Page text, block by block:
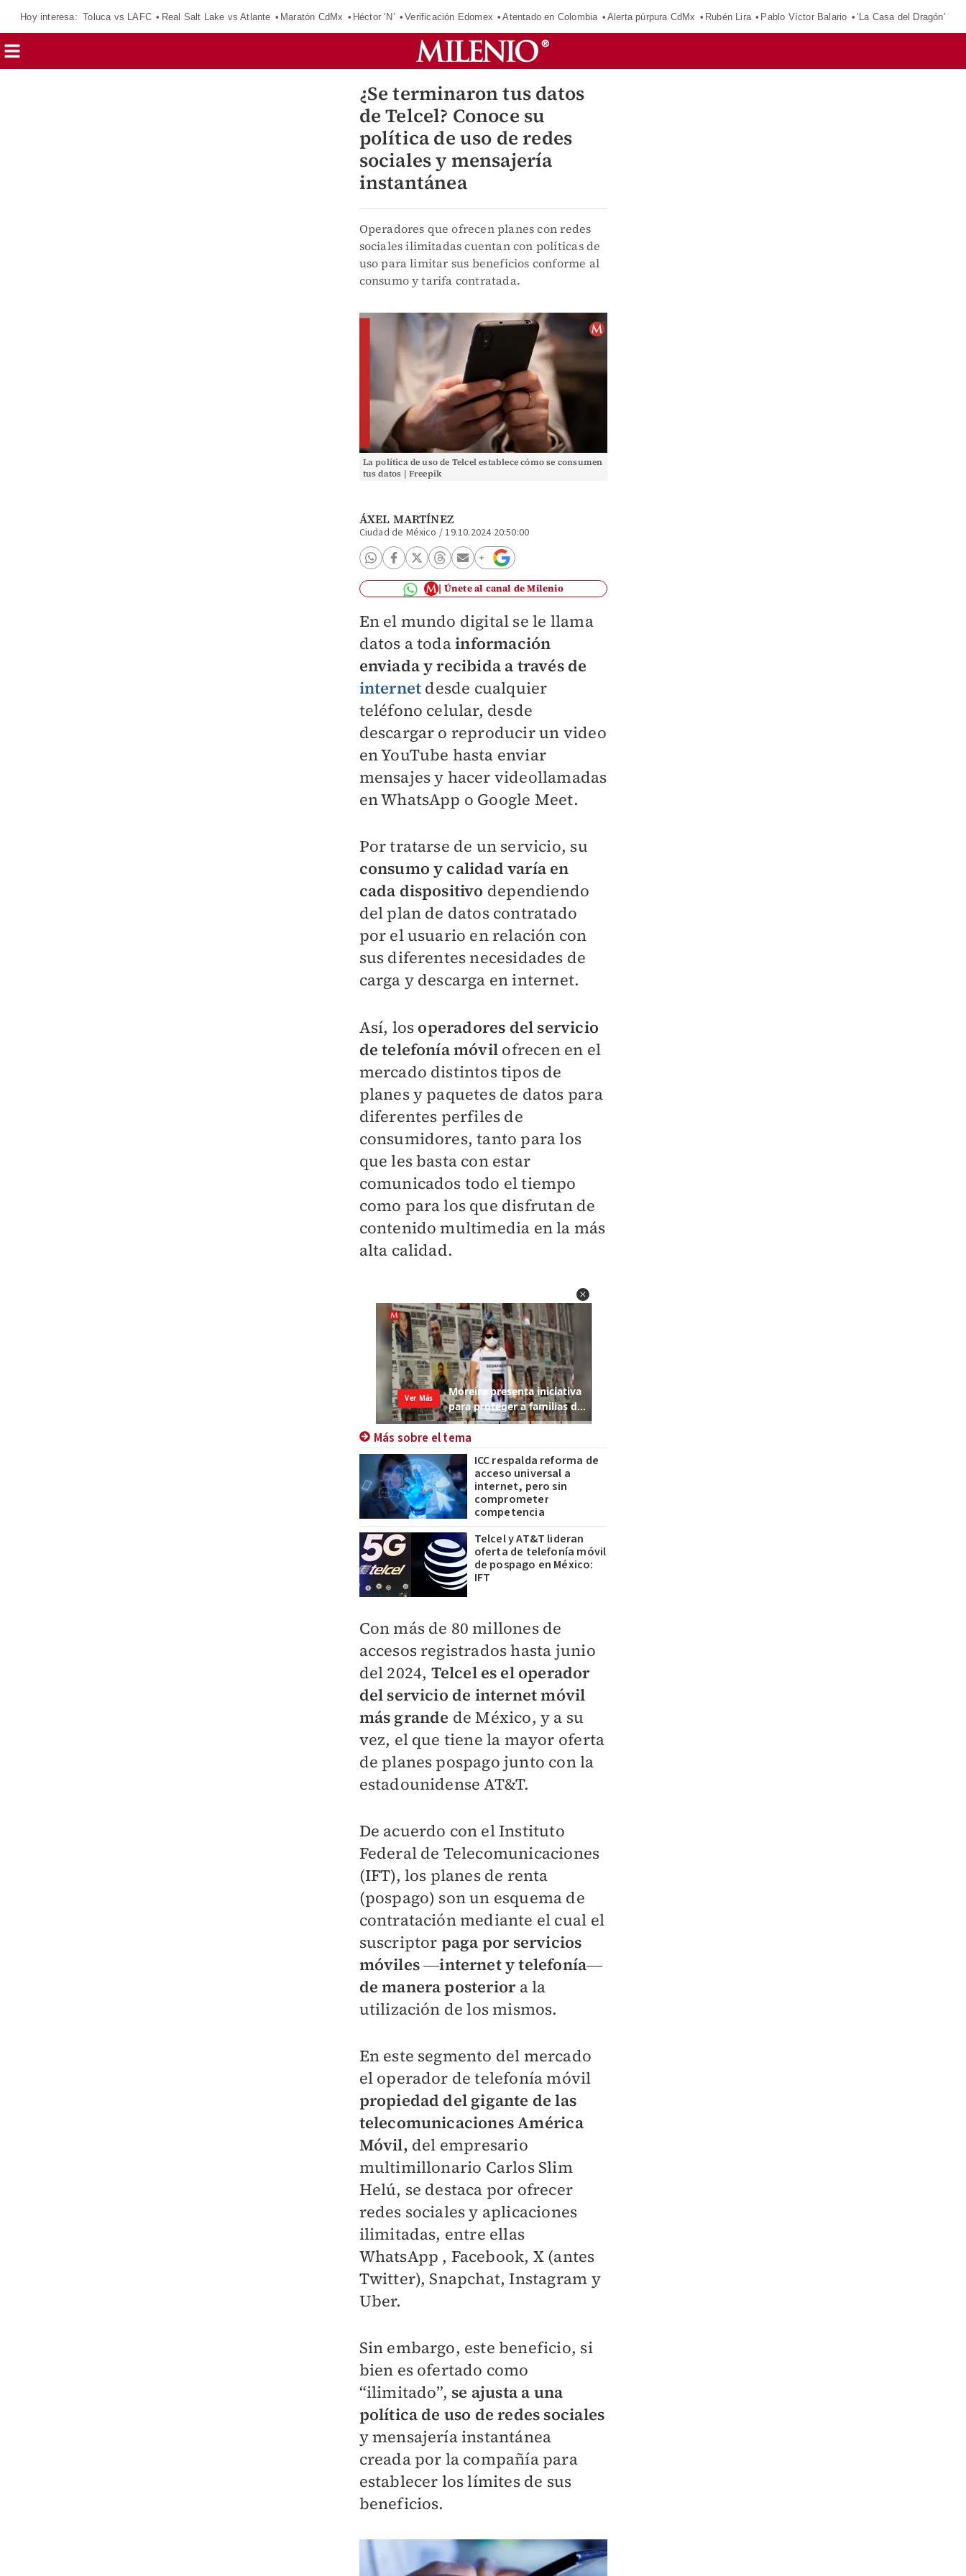
Hoy interesa: Toluca vs LAFC Real Salt Lake vs Atlante Maratón CdMx Héctor ‘N’ Verificación Edomex Atentado en Colombia Alerta púrpura CdMx Rubén Lira Pablo Víctor Balario ‘La Casa del Dragón’
¿Se terminaron tus datos
de Telcel? Conoce su
política de uso de redes
sociales y mensajería
instantánea
Operadores que ofrecen planes con redes
sociales ilimitadas cuentan con políticas de
uso para limitar sus beneficios conforme al
consumo y tarifa contratada.
La política de uso de Telcel establece cómo se consumen
tus datos | Freepik
ÁXEL MARTÍNEZ
Ciudad de México /19.10.2024 20:50:00
Únete al canal de Milenio
En el mundo digital se le llama
datos a todainformación
enviada y recibida a través de
internet desde cualquier
teléfono celular, desde
descargar o reproducir un video
en YouTube hasta enviar
mensajes y hacer videollamadas
en WhatsApp o Google Meet.
Por tratarse de un servicio, su
consumo y calidad varía en
cada dispositivo dependiendo
del plan de datos contratado
por el usuario en relación con
sus diferentes necesidades de
carga y descarga en internet.
Así, los operadores del servicio
de telefonía móvil ofrecen en el
mercado distintos tipos de
planes y paquetes de datos para
diferentes perfiles de
consumidores, tanto para los
que les basta con estar
comunicados todo el tiempo
como para los que disfrutan de
contenido multimedia en la más
alta calidad.
Más sobre el tema
ICC respalda reforma de
acceso universal a
internet, pero sin
comprometer
competencia
Telcel y AT&T lideran
oferta de telefonía móvil
de pospago en México:
IFT
Con más de 80 millones de
accesos registrados hasta junio
del 2024, Telcel es el operador
del servicio de internet móvil
más grande de México, y a su
vez, el que tiene la mayor oferta
de planes pospago junto con la
estadounidense AT&T.
De acuerdo con el Instituto
Federal de Telecomunicaciones
(IFT), los planes de renta
(pospago) son un esquema de
contratación mediante el cual el
suscriptor paga por servicios
móviles ―internet y telefonía―
de manera posteriora la
utilización de los mismos.
En este segmento del mercado
el operador de telefonía móvil
propiedad del gigante de las
telecomunicaciones América
Móvil, del empresario
multimillonario Carlos Slim
Helú, se destaca por ofrecer
redes sociales y aplicaciones
ilimitadas, entre ellas
WhatsApp , Facebook, X (antes
Twitter), Snapchat, Instagram y
Uber.
Sin embargo, este beneficio, si
bien es ofertado como
“ilimitado”, se ajusta a una
política de uso de redes sociales
y mensajería instantánea
creada por la compañía para
establecer los límites de sus
beneficios.